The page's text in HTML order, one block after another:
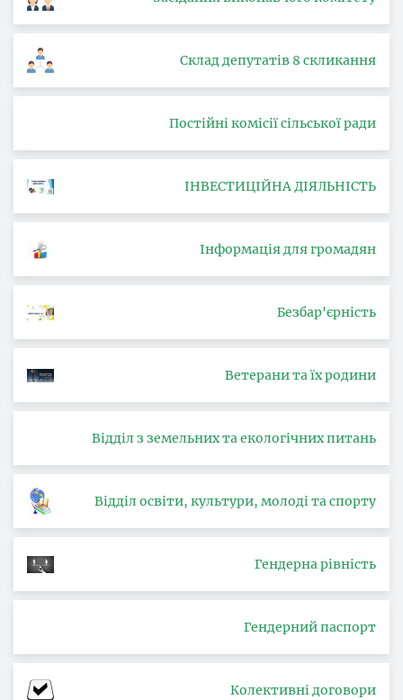
Склад депутатів 8 скликання
Постійні комісії сільської ради
ІНВЕСТИЦІЙНА ДІЯЛЬНІСТЬ
Інформація для громадян
Безбар'єрність
Ветерани та їх родини
Відділ з земельних та екологічних питань
Відділ освіти, культури, молоді та спорту
Гендерна рівність
Гендерний паспорт
Колективні договори